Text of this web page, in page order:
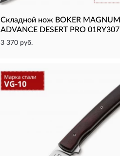
Складной нож BOKER MAGNUM
ADVANCE DESERT PRO 01RY307
3 370 руб.